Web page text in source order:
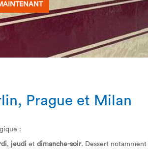
Prague et Milan
:
, jeudi et dimanche-soir. Dessert notamment